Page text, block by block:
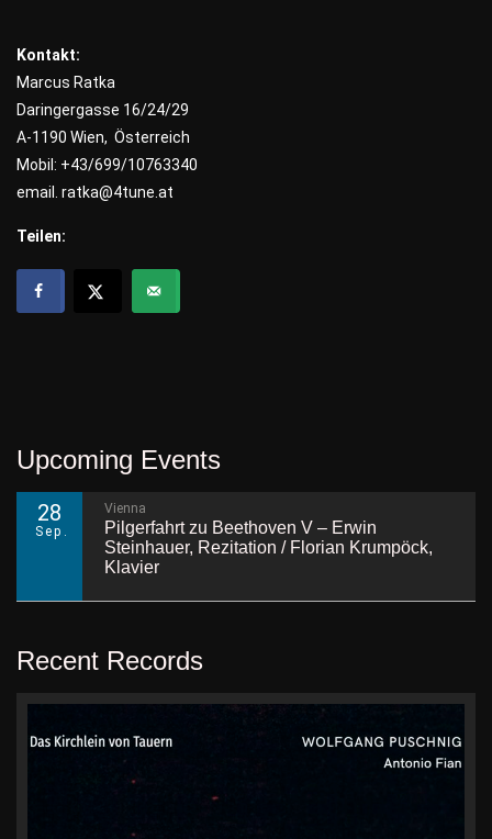
Kontakt:
Marcus Ratka
Daringergasse 16/24/29
A-1190 Wien, Österreich
Mobil: +43/699/10763340
email. ratka@4tune.at
Teilen:
Upcoming Events
28
Sep.
Vienna
Pilgerfahrt zu Beethoven V – Erwin
Steinhauer, Rezitation / Florian Krumpöck,
Klavier
Recent Records